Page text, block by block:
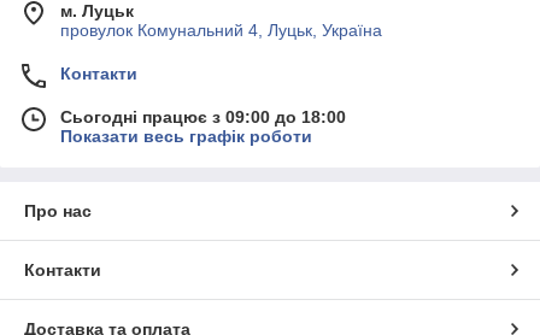
м. Луцьк
провулок Комунальний 4, Луцьк, Україна
Контакти
Сьогодні працює з 09:00 до 18:00
Показати весь графік роботи
Про нас
Контакти
Доставка та оплата